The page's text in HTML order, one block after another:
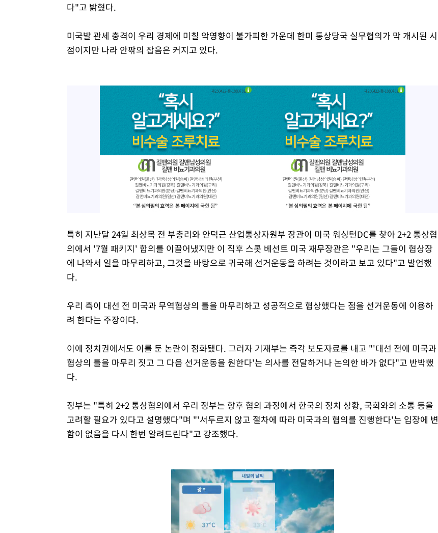
다"고 밝혔다.
미국발 관세 충격이 우리 경제에 미칠 악영향이 불가피한 가운데 한미 통상당국 실무협의가 막 개시된 시
점이지만 나라 안팎의 잡음은 커지고 있다.
특히 지난달 24일 최상목 전 부총리와 안덕근 산업통상자원부 장관이 미국 워싱턴DC를 찾아 2+2 통상협
의에서 '7월 패키지' 합의를 이끌어냈지만 이 직후 스콧 베선트 미국 재무장관은 "우리는 그들이 협상장
에 나와서 일을 마무리하고, 그것을 바탕으로 귀국해 선거운동을 하려는 것이라고 보고 있다"고 발언했
다.
우리 측이 대선 전 미국과 무역협상의 틀을 마무리하고 성공적으로 협상했다는 점을 선거운동에 이용하
려 한다는 주장이다.
이에 정치권에서도 이를 둔 논란이 점화됐다. 그러자 기재부는 즉각 보도자료를 내고 "'대선 전에 미국과
협상의 틀을 마무리 짓고 그 다음 선거운동을 원한다'는 의사를 전달하거나 논의한 바가 없다"고 반박했
다.
정부는 "특히 2+2 통상협의에서 우리 정부는 향후 협의 과정에서 한국의 정치 상황, 국회와의 소통 등을
고려할 필요가 있다고 설명했다"며 "'서두르지 않고 절차에 따라 미국과의 협의를 진행한다'는 입장에 변
함이 없음을 다시 한번 알려드린다"고 강조했다.